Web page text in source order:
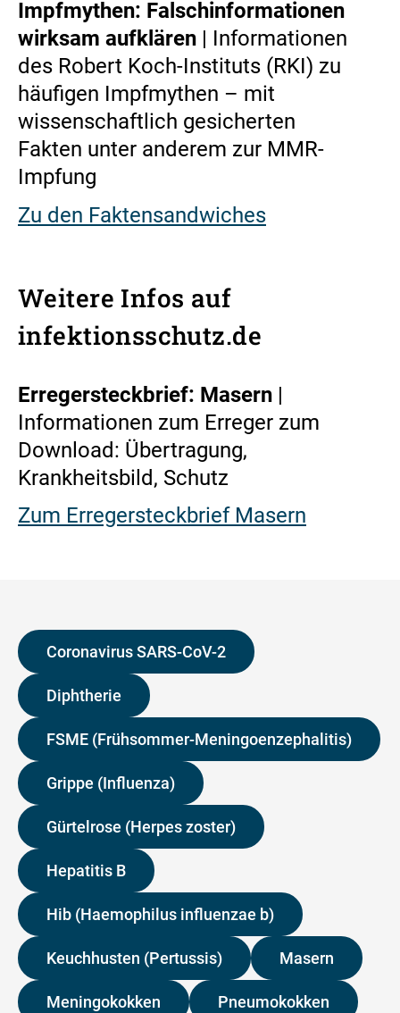
Impfmythen: Falschinformationen
wirksam aufklären | Informationen
des Robert Koch-Instituts (RKI) zu
häufigen Impfmythen – mit
wissenschaftlich gesicherten
Fakten unter anderem zur MMR-
Impfung
Zu den Faktensandwiches
Weitere Infos auf
infektionsschutz.de
Erregersteckbrief: Masern |
Informationen zum Erreger zum
Download: Übertragung,
Krankheitsbild, Schutz
Zum Erregersteckbrief Masern
Coronavirus SARS-CoV-2
Diphtherie
FSME (Frühsommer-Meningoenzephalitis)
Grippe (Influenza)
Gürtelrose (Herpes zoster)
Hepatitis B
Hib (Haemophilus influenzae b)
Keuchhusten (Pertussis) Masern
Meningokokken Pneumokokken